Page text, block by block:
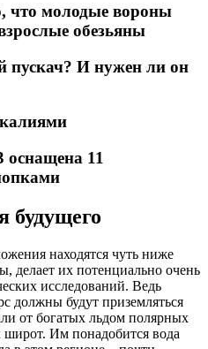
что молодые вороны
обезьяны
пускач? И нужен ли он
11
будущего
находятся чуть ниже
делает их потенциально очень
исследований. Ведь
должны будут приземляться
от богатых льдом полярных
Им понадобится вода